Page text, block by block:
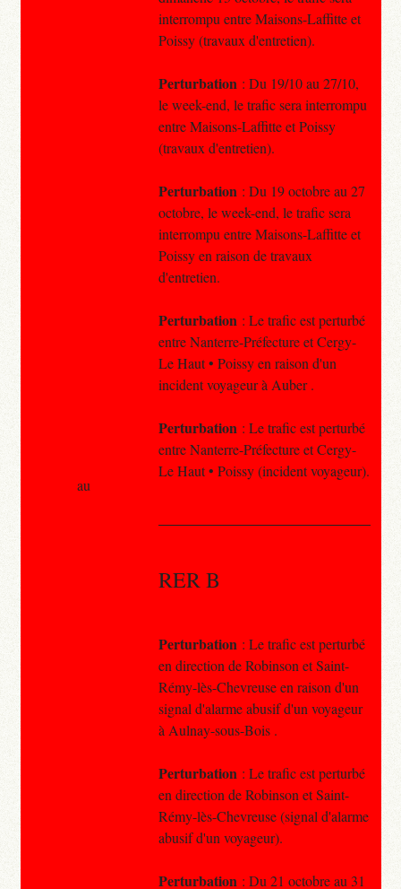
interrompu entre Maisons-Laffitte et
Poissy (travaux d'entretien).
Perturbation : Du 19/10 au 27/10,
le week-end, le trafic sera interrompu
entre Maisons-Laffitte et Poissy
(travaux d'entretien).
Perturbation : Du 19 octobre au 27
octobre, le week-end, le trafic sera
interrompu entre Maisons-Laffitte et
Poissy en raison de travaux
d'entretien.
Perturbation : Le trafic est perturbé
entre Nanterre-Préfecture et Cergy-
Le Haut • Poissy en raison d'un
incident voyageur à Auber .
Perturbation : Le trafic est perturbé
entre Nanterre-Préfecture et Cergy-
Le Haut • Poissy (incident voyageur).
RER B
Perturbation : Le trafic est perturbé
en direction de Robinson et Saint-
Rémy-lès-Chevreuse en raison d'un
signal d'alarme abusif d'un voyageur
à Aulnay-sous-Bois .
Perturbation : Le trafic est perturbé
en direction de Robinson et Saint-
Rémy-lès-Chevreuse (signal d'alarme
abusif d'un voyageur).
Perturbation : Du 21 octobre au 31
au